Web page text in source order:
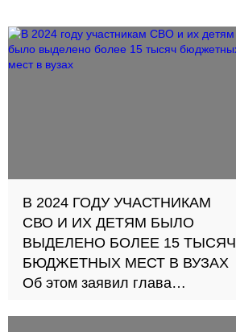
В 2024 ГОДУ УЧАСТНИКАМ
СВО И ИХ ДЕТЯМ БЫЛО
ВЫДЕЛЕНО БОЛЕЕ 15 ТЫСЯЧ
БЮДЖЕТНЫХ МЕСТ В ВУЗАХ
Об этом заявил глава